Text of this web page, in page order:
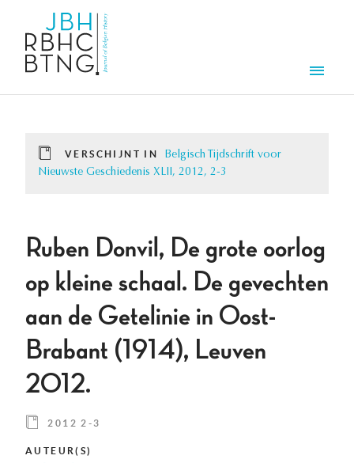
VERSCHIJNT IN
Belgisch Tijdschrift voor
Nieuwste Geschiedenis XLII, 2012, 2-3
Ruben Donvil, De grote oorlog
op kleine schaal. De gevechten
aan de Getelinie in Oost-
Brabant (1914), Leuven
2012.
2012 2-3
AUTEUR(S)